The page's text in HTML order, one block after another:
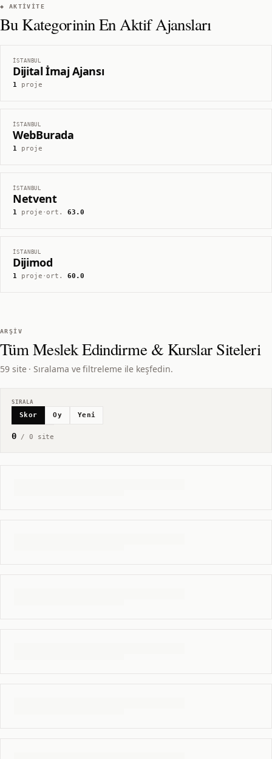
◆ AKTIVITE
Bu Kategorinin En Aktif Ajansları
İSTANBUL
Dijital İmaj Ajansı
1proje
İSTANBUL
WebBurada
1proje
İSTANBUL
Netvent
1proje ·ort.63.0
İSTANBUL
Dijimod
1proje ·ort.60.0
ARŞIV
TümMeslek Edindirme & KurslarSiteleri
59 site · Sıralama ve filtreleme ile keşfedin.
SIRALA
Skor Oy Yeni
0/ 0 site